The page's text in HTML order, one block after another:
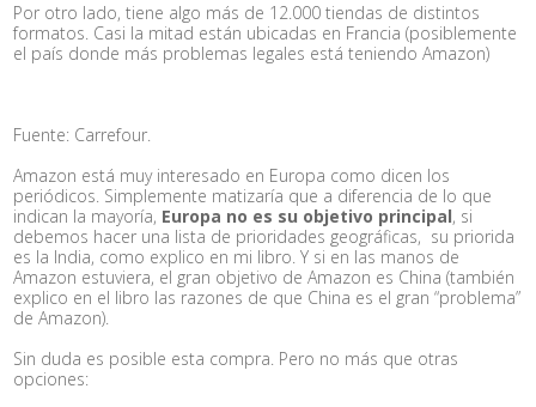
Por otro lado, tiene algo más de 12.000 tiendas de distintos
formatos. Casi la mitad están ubicadas en Francia (posiblemente
el país donde más problemas legales está teniendo Amazon)
Fuente: Carrefour.
Amazon está muy interesado en Europa como dicen los
periódicos. Simplemente matizaría que a diferencia de lo que
indican la mayoría, Europa no es su objetivo principal, si
debemos hacer una lista de prioridades geográficas, su priorida
es la India, como explico en mi libro. Y si en las manos de
Amazon estuviera, el gran objetivo de Amazon es China (también
explico en el libro las razones de que China es el gran “problema”
de Amazon).
Sin duda es posible esta compra. Pero no más que otras
opciones: